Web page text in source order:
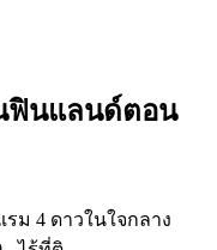
ฟินแลนด์ตอน
ม 4 ดาวในใจกลาง